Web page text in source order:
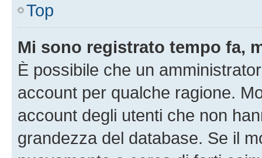
Top
Mi sono registrato tempo fa,
È possibile che un
account per qualche ragione.
account degli utenti che non
grandezza del database. Se il